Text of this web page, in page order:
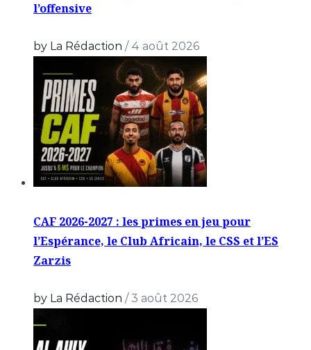
l’offensive
by La Rédaction / 4 août 2026
CAF 2026-2027 : les primes en jeu pour
l’Espérance, le Club Africain, le CSS et l’ES
Zarzis
by La Rédaction /3 août 2026